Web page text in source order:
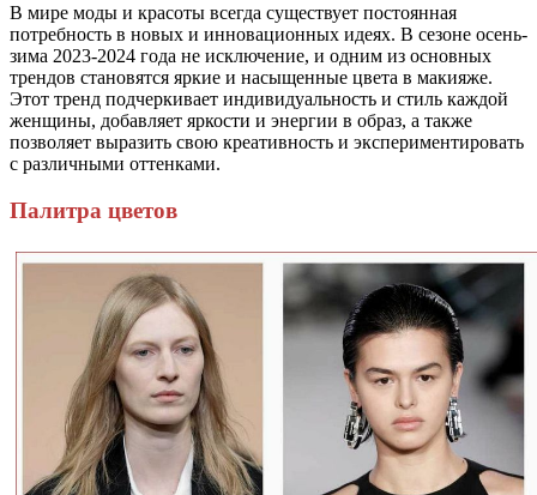
В мире моды и красоты всегда существует постоянная
потребность в новых и инновационных идеях. В сезоне осень-
зима 2023-2024 года не исключение, и одним из основных
трендов становятся яркие и насыщенные цвета в макияже.
Этот тренд подчеркивает индивидуальность и стиль каждой
женщины, добавляет яркости и энергии в образ, а также
позволяет выразить свою креативность и экспериментировать
с различными оттенками.
Палитра цветов